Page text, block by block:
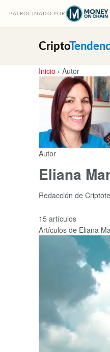
PATROCINADO POR
Cripto
Inicio › Autor
Autor
Eliana
Redacción de
15 artículos
Artículos de Eliana